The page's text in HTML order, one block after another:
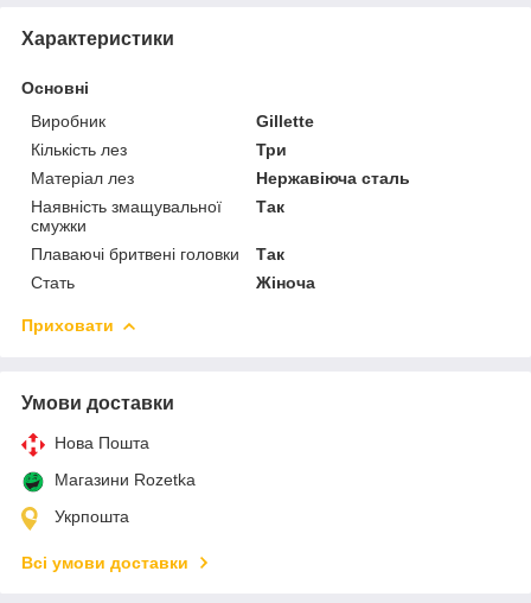
Характеристики
Основні
Виробник
Gillette
Кількість лез
Три
Матеріал лез
Нержавіюча сталь
Наявність змащувальної
смужки
Так
Плаваючі бритвені головки
Так
Стать
Жіноча
Приховати
Умови доставки
Нова Пошта
Магазини Rozetka
Укрпошта
Всі умови доставки